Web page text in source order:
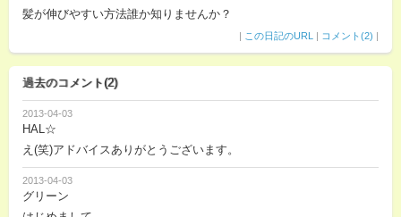
髪が伸びやすい方法誰か知りませんか？
| この日記のURL | コメント(2) |
過去のコメント(2)
2013-04-03
HAL☆
え(笑)アドバイスありがとうございます。
2013-04-03
グリーン